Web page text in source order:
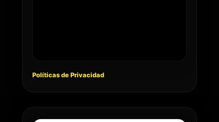
Políticas de Privacidad